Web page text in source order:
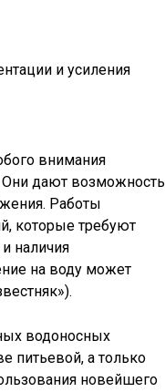
и усиления
внимания
Они дают возможность
Работы
которые требуют
наличия
на воду может
водоносных
питьевой, а только
новейшего